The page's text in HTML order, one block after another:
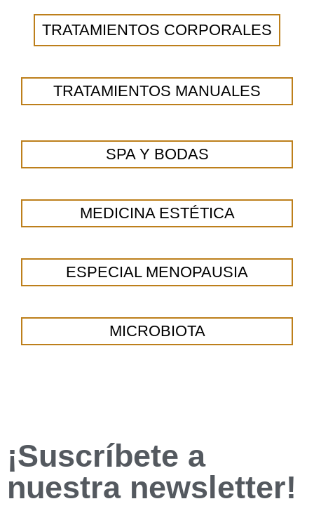
TRATAMIENTOS CORPORALES
TRATAMIENTOS MANUALES
SPA Y BODAS
MEDICINA ESTÉTICA
ESPECIAL MENOPAUSIA
MICROBIOTA
¡Suscríbete a
nuestra newsletter!